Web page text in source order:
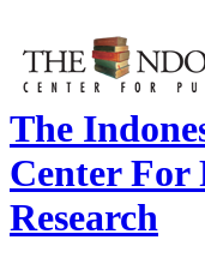
The
Center For
Research